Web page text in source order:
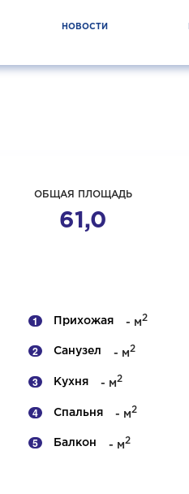
НОВОСТИ
ОБЩАЯ ПЛОЩАДЬ
61,0
Прихожая - м2
Санузел - м2
Кухня - м2
Спальня - м2
Балкон - м2